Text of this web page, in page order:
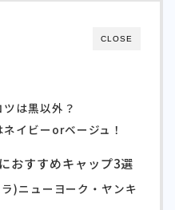
CLOSE
は黒以外？
イビーorベージュ！
おすすめキャップ3選
)ニューヨーク・ヤンキ